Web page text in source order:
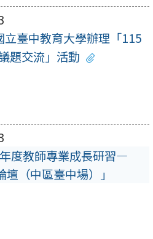
立臺中教育大學辦理「115
題交流」活動
年度教師專業成長研習—
壇（中區臺中場）」